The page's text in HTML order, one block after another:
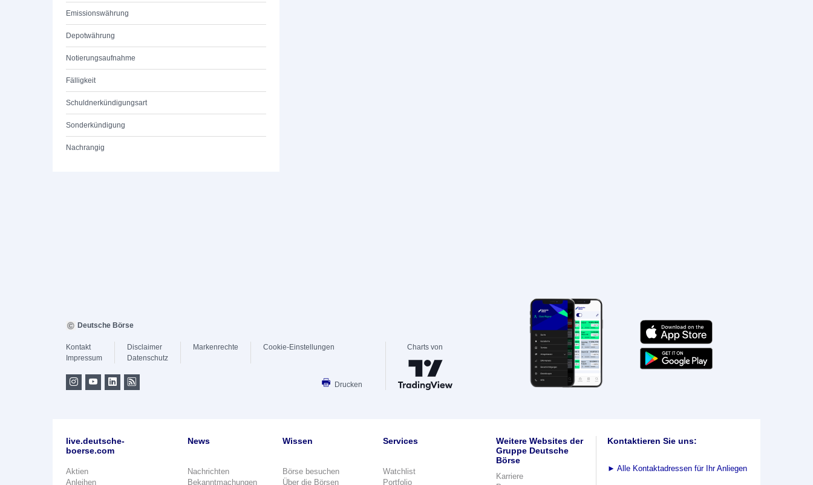
Emissionswährung
Depotwährung
Notierungsaufnahme
Fälligkeit
Schuldnerkündigungsart
Sonderkündigung
Nachrangig
Deutsche Börse
Kontakt
Impressum
Disclaimer
Datenschutz
Markenrechte Cookie-Einstellungen
Drucken
Charts von
live.deutsche-
boerse.com
Aktien
Anleihen
News
Nachrichten
Bekanntmachungen
Wissen
Börse besuchen
Über die Börsen
Services
Watchlist
Portfolio
Weitere Websites der
Gruppe Deutsche
Börse
Karriere
Kontaktieren Sie uns:
► Alle Kontaktadressen für Ihr Anliegen